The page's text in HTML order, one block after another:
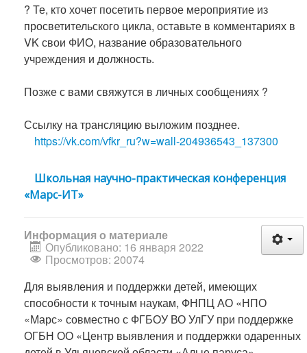
? Те, кто хочет посетить первое мероприятие из
просветительского цикла, оставьте в комментариях в
VK свои ФИО, название образовательного
учреждения и должность.
Позже с вами свяжутся в личных сообщениях ?
Ссылку на трансляцию выложим позднее.
https://vk.com/vfkr_ru?w=wall-204936543_137300
Школьная научно-практическая конференция
«Марс-ИТ»
Информация о материале
Опубликовано: 16 января 2022
Просмотров: 20074
Для выявления и поддержки детей, имеющих
способности к точным наукам, ФНПЦ АО «НПО
«Марс» совместно с ФГБОУ ВО УлГУ при поддержке
ОГБН ОО «Центр выявления и поддержки одаренных